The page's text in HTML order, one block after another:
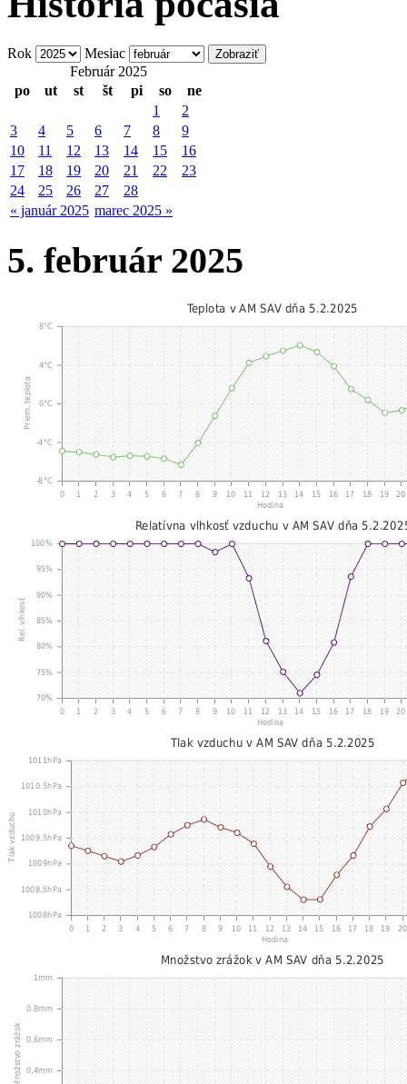
Rok
Mesiac
Február 2025
po
ut st št pi so ne
« január 2025 marec 2025 »
1
2
3
4 5 6 7 8
9
10
11 12 13 14 15
16
17
18 19 20 21 22
23
24
25 26 27 28
5. február 2025